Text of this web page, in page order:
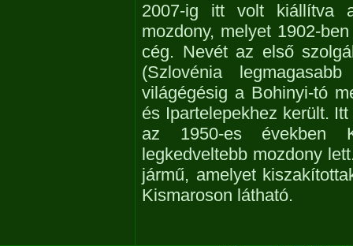
2007-ig itt volt kiállítva
mozdony, melyet 1902-
cég. Nevét az első
(Szlovénia
világégésig a Bohinyi-tó
és Ipartelepekhez került.
az 1950-es években
legkedveltebb mozdony
jármű, amelyet
Kismaroson látható.